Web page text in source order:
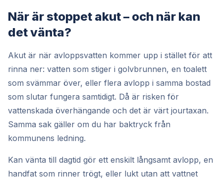
När är stoppet akut – och när kan
det vänta?
Akut är när avloppsvatten kommer upp i stället för att
rinna ner: vatten som stiger i golvbrunnen, en toalett
som svämmar över, eller flera avlopp i samma bostad
som slutar fungera samtidigt. Då är risken för
vattenskada överhängande och det är värt jourtaxan.
Samma sak gäller om du har baktryck från
kommunens ledning.
Kan vänta till dagtid gör ett enskilt långsamt avlopp, en
handfat som rinner trögt, eller lukt utan att vattnet